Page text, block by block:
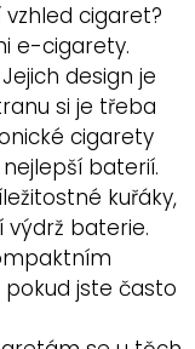
cigaret?
e-cigarety.
design je
si je třeba
cigarety
baterií.
kuřáky,
baterie.
jste často